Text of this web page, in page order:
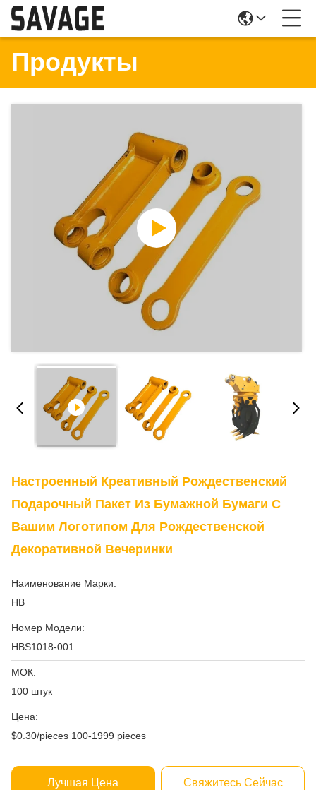
Продукты
Настроенный Креативный Рождественский
Подарочный Пакет Из Бумажной Бумаги С
Вашим Логотипом Для Рождественской
Декоративной Вечеринки
Наименование Марки:
HB
Номер Модели:
HBS1018-001
МОК:
100 штук
Цена:
$0.30/pieces 100-1999 pieces
Лучшая Цена Свяжитесь Сейчас